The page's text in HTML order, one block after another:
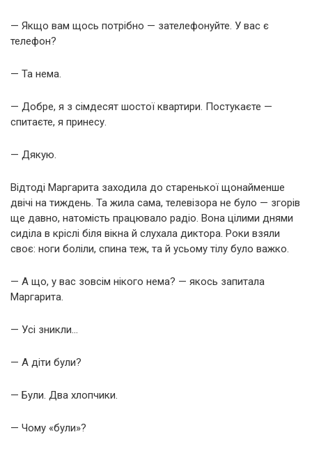
— Якщо вам щось потрібно — зателефонуйте. У вас є
телефон?
— Та нема.
— Добре, я з сімдесят шостої квартири. Постукаєте —
спитаєте, я принесу.
— Дякую.
Відтоді Маргарита заходила до старенької щонайменше
двічі на тиждень. Та жила сама, телевізора не було — згорів
ще давно, натомість працювало радіо. Вона цілими днями
сиділа в кріслі біля вікна й слухала диктора. Роки взяли
своє: ноги боліли, спина теж, та й усьому тілу було важко.
— А що, у вас зовсім нікого нема? — якось запитала
Маргарита.
— Усі зникли…
— А діти були?
— Були. Два хлопчики.
— Чому «були»?